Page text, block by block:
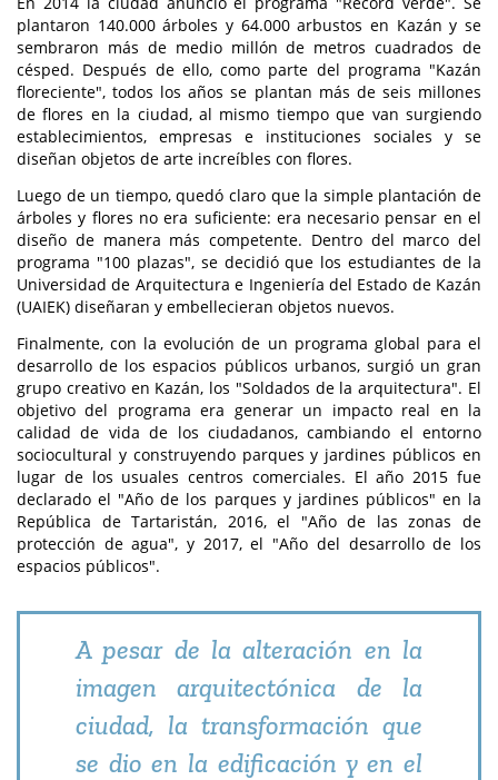
plantaron 140.000 árboles y 64.000 arbustos en Kazán y se
sembraron más de medio millón de metros cuadrados de
césped. Después de ello, como parte del programa "Kazán
floreciente", todos los años se plantan más de seis millones
de flores en la ciudad, al mismo tiempo que van surgiendo
establecimientos, empresas e instituciones sociales y se
diseñan objetos de arte increíbles con flores.
Luego de un tiempo, quedó claro que la simple plantación de
árboles y flores no era suficiente: era necesario pensar en el
diseño de manera más competente. Dentro del marco del
programa "100 plazas", se decidió que los estudiantes de la
Universidad de Arquitectura e Ingeniería del Estado de Kazán
(UAIEK) diseñaran y embellecieran objetos nuevos.
Finalmente, con la evolución de un programa global para el
desarrollo de los espacios públicos urbanos, surgió un gran
grupo creativo en Kazán, los "Soldados de la arquitectura". El
objetivo del programa era generar un impacto real en la
calidad de vida de los ciudadanos, cambiando el entorno
sociocultural y construyendo parques y jardines públicos en
lugar de los usuales centros comerciales. El año 2015 fue
declarado el "Año de los parques y jardines públicos" en la
República de Tartaristán, 2016, el "Año de las zonas de
protección de agua", y 2017, el "Año del desarrollo de los
espacios públicos".
A pesar de la alteración en la
imagen arquitectónica de la
ciudad, la transformación que
se dio en la edificación y en el